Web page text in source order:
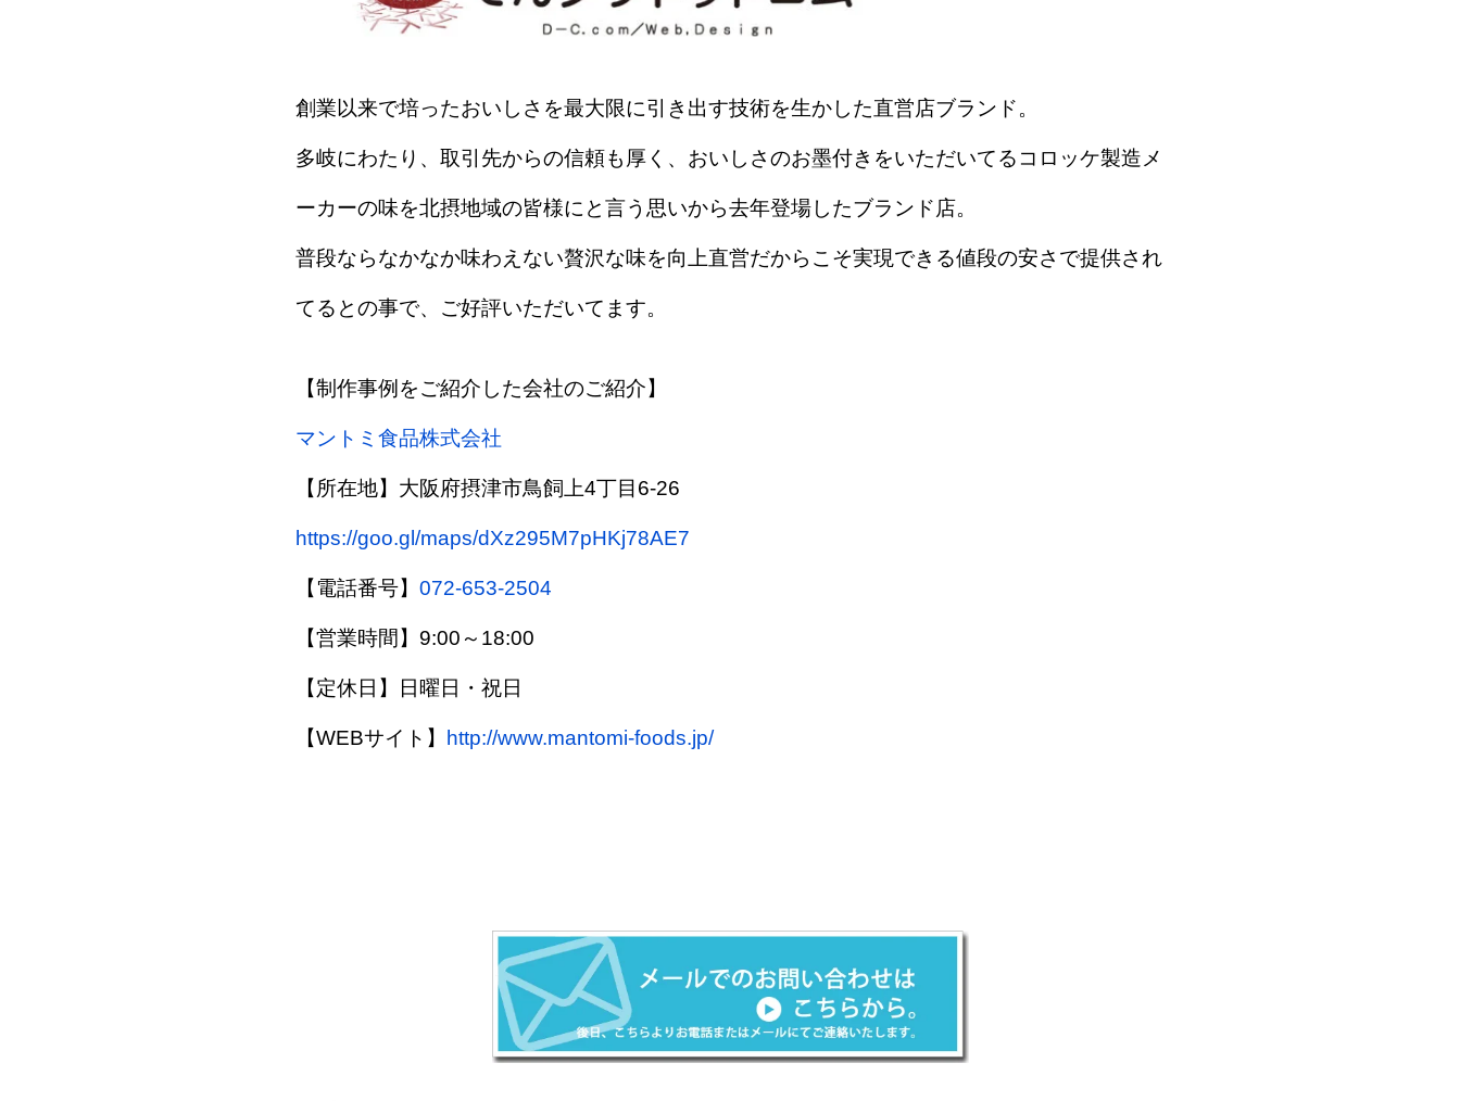
創業以来で培ったおいしさを最大限に引き出す技術を生かした直営店ブランド。
多岐にわたり、取引先からの信頼も厚く、おいしさのお墨付きをいただいてるコロッケ製造メ
ーカーの味を北摂地域の皆様にと言う思いから去年登場したブランド店。
普段ならなかなか味わえない贅沢な味を向上直営だからこそ実現できる値段の安さで提供され
てるとの事で、ご好評いただいてます。
【制作事例をご紹介した会社のご紹介】
マントミ食品株式会社
【所在地】大阪府摂津市鳥飼上4丁目6-26
https://goo.gl/maps/dXz295M7pHKj78AE7
【電話番号】 072-653-2504
【営業時間】9:00～18:00
【定休日】日曜日・祝日
【WEBサイト】 http://www.mantomi-foods.jp/